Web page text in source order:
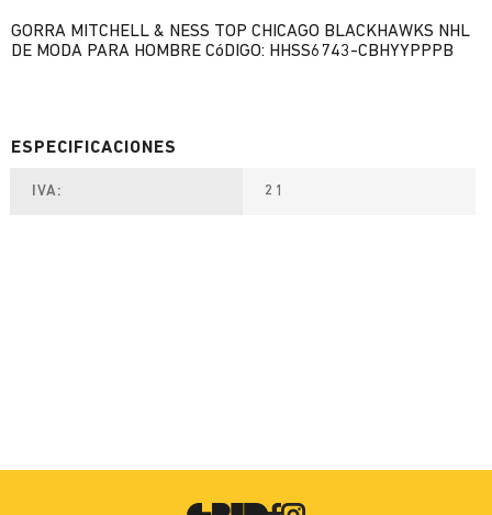
GORRA MITCHELL & NESS TOP CHICAGO BLACKHAWKS NHL
DE MODA PARA HOMBRE CóDIGO: HHSS6743-CBHYYPPPB
IVA 21